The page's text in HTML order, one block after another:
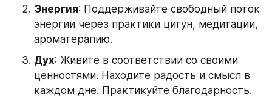
Энергия: Поддерживайте свободный поток
энергии через практики цигун, медитации,
ароматерапию.
Дух: Живите в соответствии со своими
ценностями. Находите радость и смысл в
каждом дне. Практикуйте благодарность.